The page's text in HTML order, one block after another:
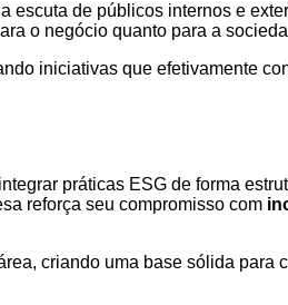
escuta de públicos internos e
o negócio quanto para a
iniciativas que efetivamente
práticas ESG de forma
reforça seu compromisso com
criando uma base sólida para